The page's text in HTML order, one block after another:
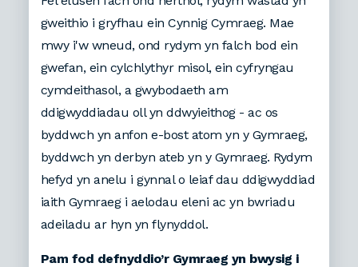
gweithio i gryfhau ein Cynnig Cymraeg. Mae
mwy i'w wneud, ond rydym yn falch bod ein
gwefan, ein cylchlythyr misol, ein cyfryngau
cymdeithasol, a gwybodaeth am
ddigwyddiadau oll yn ddwyieithog - ac os
byddwch yn anfon e-bost atom yn y Gymraeg,
byddwch yn derbyn ateb yn y Gymraeg. Rydym
hefyd yn anelu i gynnal o leiaf dau ddigwyddiad
iaith Gymraeg i aelodau eleni ac yn bwriadu
adeiladu ar hyn yn flynyddol.
Pam fod defnyddio’r Gymraeg yn bwysig i